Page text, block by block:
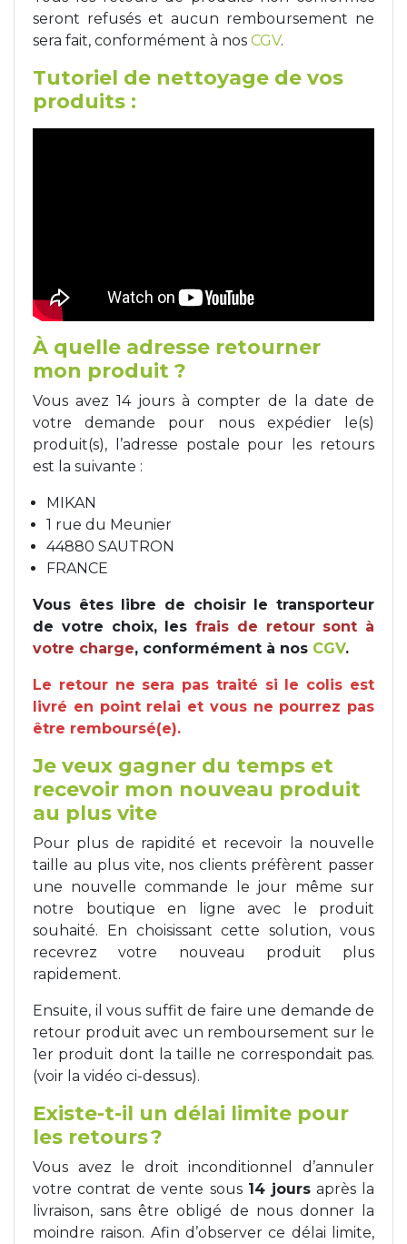
seront refusés et aucun remboursement ne
sera fait, conformément à nos CGV.
Tutoriel de nettoyage de vos
produits :
À quelle adresse retourner
mon produit ?
Vous avez 14 jours à compter de la date de
votre demande pour nous expédier le(s)
produit(s), l’adresse postale pour les retours
est la suivante :
MIKAN
1 rue du Meunier
44880 SAUTRON
FRANCE
Vous êtes libre de choisir le transporteur
de votre choix, les frais de retour sont à
votre charge, conformément à nos CGV.
Le retour ne sera pas traité si le colis est
livré en point relai et vous ne pourrez pas
être remboursé(e).
Je veux gagner du temps et
recevoir mon nouveau produit
au plus vite
Pour plus de rapidité et recevoir la nouvelle
taille au plus vite, nos clients préfèrent passer
une nouvelle commande le jour même sur
notre boutique en ligne avec le produit
souhaité. En choisissant cette solution, vous
recevrez votre nouveau produit plus
rapidement.
Ensuite, il vous suffit de faire une demande de
retour produit avec un remboursement sur le
1er produit dont la taille ne correspondait pas.
(voir la vidéo ci-dessus).
Existe-t-il un délai limite pour
les retours ?
Vous avez le droit inconditionnel d’annuler
votre contrat de vente sous 14 joursaprès la
livraison, sans être obligé de nous donner la
moindre raison. Afin d’observer ce délai limite,